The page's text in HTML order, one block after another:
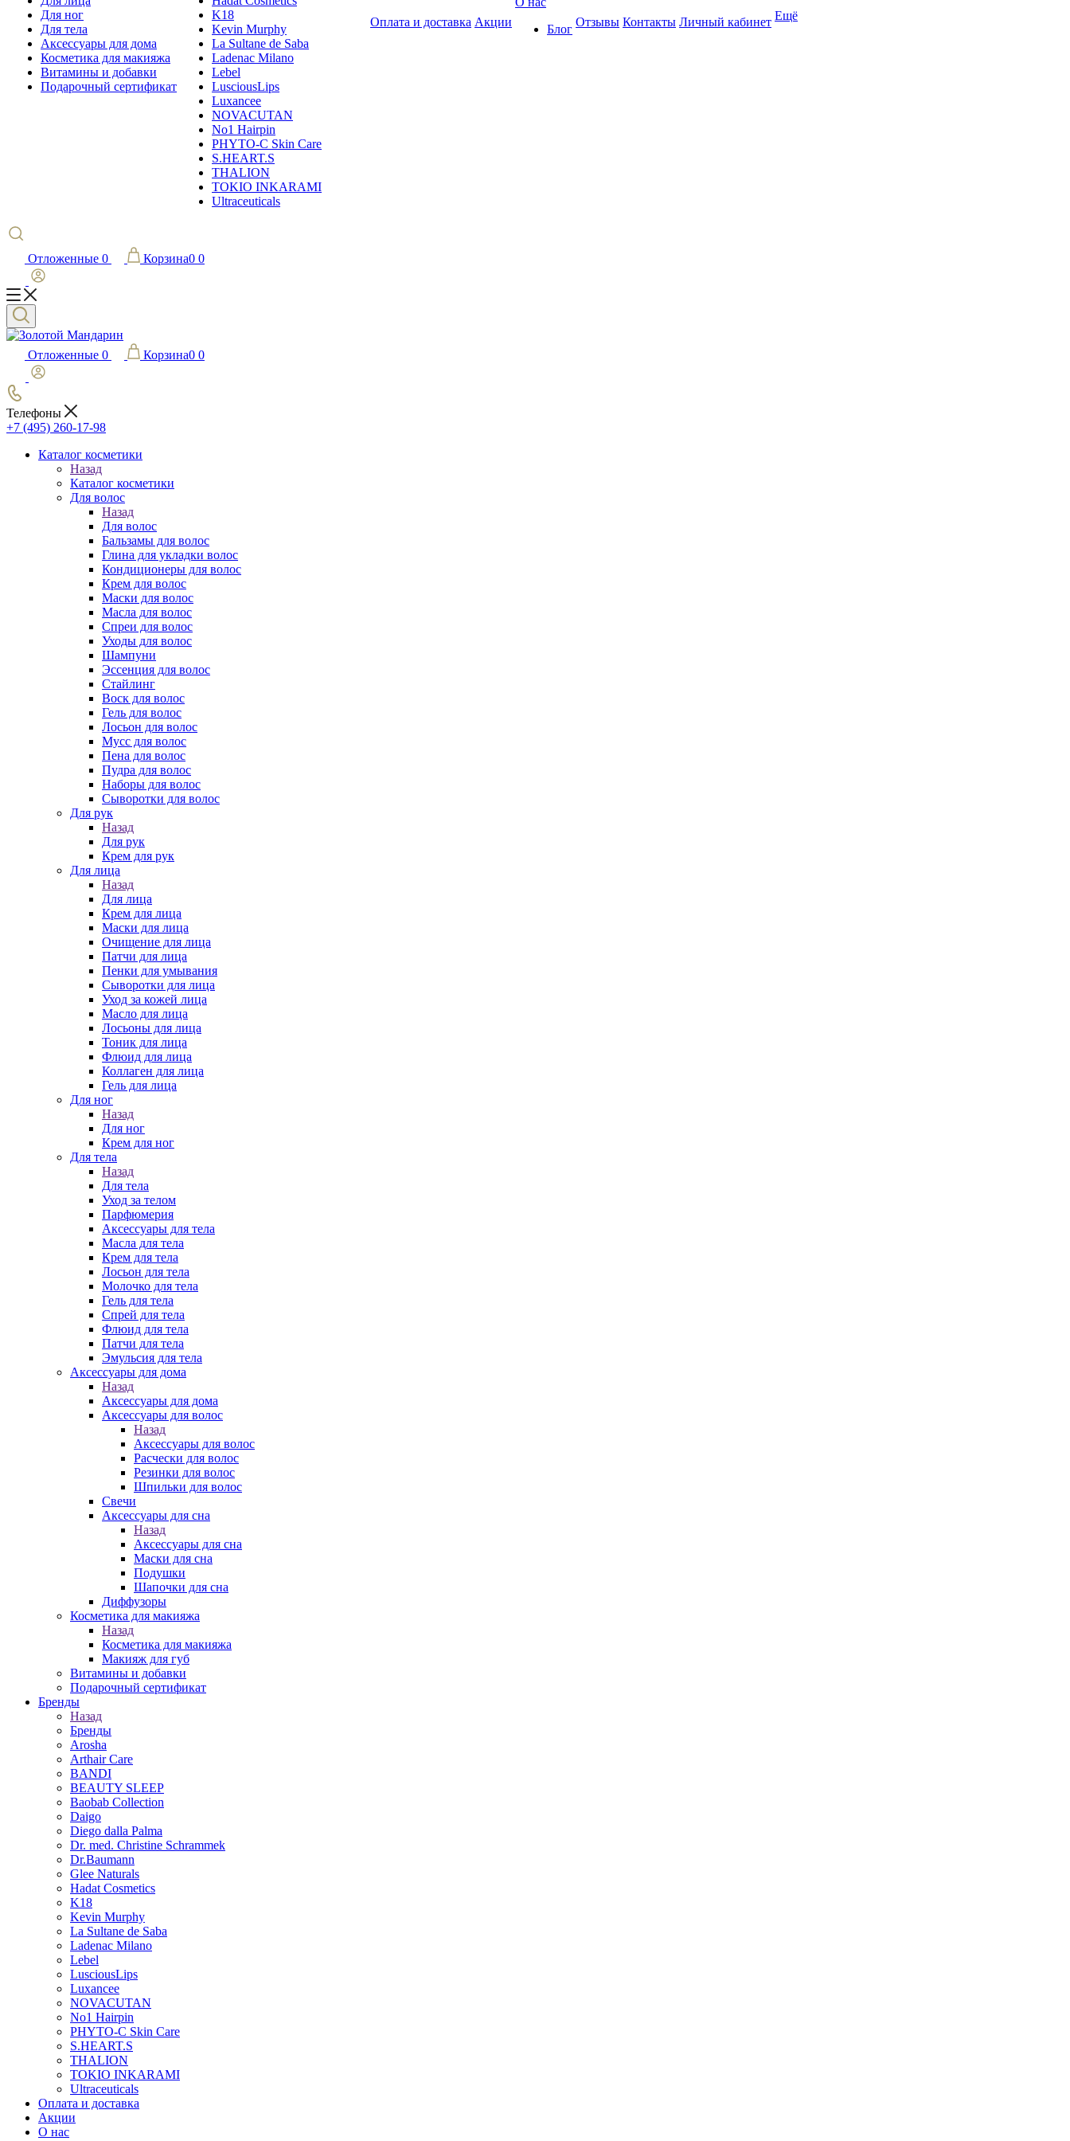
Для ног
Для тела
Аксессуары для дома
Косметика для макияжа
Витамины и добавки
Подарочный сертификат
K18
Kevin Murphy
La Sultane de Saba
Ladenac Milano
Lebel
LusciousLips
Luxancee
NOVACUTAN
No1 Hairpin
PHYTO-C Skin Care
S.HEART.S
THALION
TOKIO INKARAMI
Ultraceuticals
Оплата и доставка Акции
Блог
Отзывы Контакты Личный кабинет Ещё
Отложенные 0 Корзина0 0
Отложенные 0 Корзина0 0
Телефоны
+7 (495) 260-17-98
Каталог косметики
Назад
Каталог косметики
Для волос
Назад
Для волос
Бальзамы для волос
Глина для укладки волос
Кондиционеры для волос
Крем для волос
Маски для волос
Масла для волос
Спреи для волос
Уходы для волос
Шампуни
Эссенция для волос
Стайлинг
Воск для волос
Гель для волос
Лосьон для волос
Мусс для волос
Пена для волос
Пудра для волос
Наборы для волос
Сыворотки для волос
Для рук
Назад
Для рук
Крем для рук
Для лица
Назад
Для лица
Крем для лица
Маски для лица
Очищение для лица
Патчи для лица
Пенки для умывания
Сыворотки для лица
Уход за кожей лица
Масло для лица
Лосьоны для лица
Тоник для лица
Флюид для лица
Коллаген для лица
Гель для лица
Для ног
Назад
Для ног
Крем для ног
Для тела
Назад
Для тела
Уход за телом
Парфюмерия
Аксессуары для тела
Масла для тела
Крем для тела
Лосьон для тела
Молочко для тела
Гель для тела
Спрей для тела
Флюид для тела
Патчи для тела
Эмульсия для тела
Аксессуары для дома
Назад
Аксессуары для дома
Аксессуары для волос
Назад
Аксессуары для волос
Расчески для волос
Резинки для волос
Шпильки для волос
Свечи
Аксессуары для сна
Назад
Аксессуары для сна
Маски для сна
Подушки
Шапочки для сна
Диффузоры
Косметика для макияжа
Назад
Косметика для макияжа
Макияж для губ
Витамины и добавки
Подарочный сертификат
Бренды
Назад
Бренды
Arosha
Arthair Care
BANDI
BEAUTY SLEEP
Baobab Collection
Daigo
Diego dalla Palma
Dr. med. Christine Schrammek
Dr.Baumann
Glee Naturals
Hadat Cosmetics
K18
Kevin Murphy
La Sultane de Saba
Ladenac Milano
Lebel
LusciousLips
Luxancee
NOVACUTAN
No1 Hairpin
PHYTO-C Skin Care
S.HEART.S
THALION
TOKIO INKARAMI
Ultraceuticals
Оплата и доставка
Акции
О нас